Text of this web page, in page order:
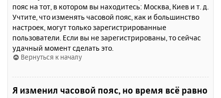
пояс на тот, в котором вы находитесь: Москва, Киев и т. д.
Учтите, что изменять часовой пояс, как и большинство
настроек, могут только зарегистрированные
пользователи. Если вы не зарегистрированы, то сейчас
удачный момент сделать это.
Вернуться к началу
Я изменил часовой пояс, но время всё равно